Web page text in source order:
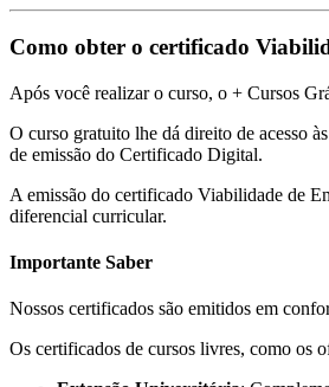
Como obter o certificado
Após você realizar o curso, o + Cursos
O curso gratuito lhe dá direito de acesso
de emissão do Certificado Digital.
A emissão do certificado Viabilidade de
diferencial curricular.
Importante Saber
Nossos certificados são emitidos em
Os certificados de cursos livres, como os